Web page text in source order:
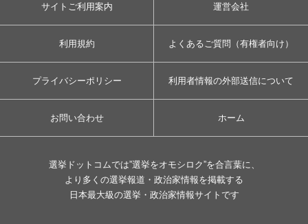
サイトご利用案内 運営会社
利用規約 よくあるご質問（有権者向け）
プライバシーポリシー 利用者情報の外部送信について
お問い合わせ ホーム
選挙ドットコムでは”選挙をオモシロク”を合言葉に、
より多くの選挙報道・政治家情報を掲載する
日本最大級の選挙・政治家情報サイトです